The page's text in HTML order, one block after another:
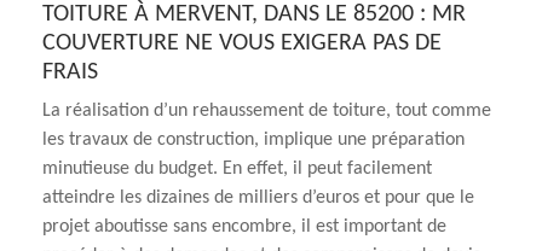
TOITURE À MERVENT, DANS LE 85200 : MR
COUVERTURE NE VOUS EXIGERA PAS DE
FRAIS
La réalisation d’un rehaussement de toiture, tout comme
les travaux de construction, implique une préparation
minutieuse du budget. En effet, il peut facilement
atteindre les dizaines de milliers d’euros et pour que le
projet aboutisse sans encombre, il est important de